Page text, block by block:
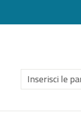
Link
social